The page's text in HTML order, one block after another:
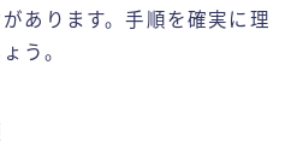
があります。手順を確実に理
う。